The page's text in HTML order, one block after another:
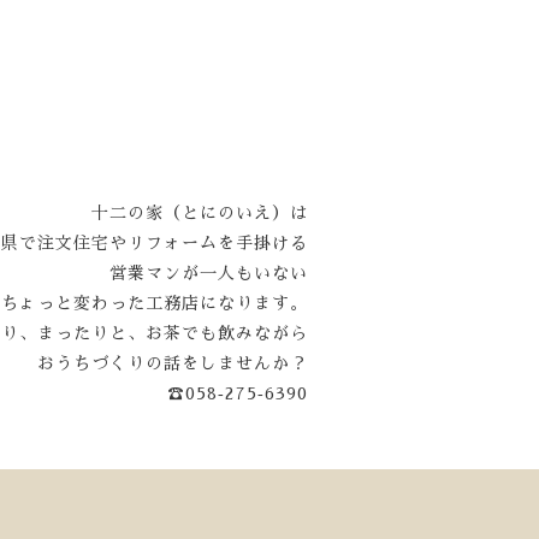
十二の家（とにのいえ）は
で注文住宅やリフォームを手掛ける
営業マンが一人もいない
ちょっと変わった工務店になります。
、まったりと、お茶でも飲みながら
おうちづくりの話をしませんか？
☎058‐275‐6390